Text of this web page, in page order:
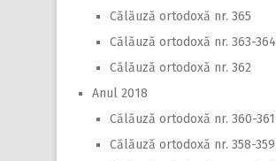
Călăuză ortodoxă nr. 365
Călăuză ortodoxă nr. 363-364
Călăuză ortodoxă nr. 362
Anul 2018
Călăuză ortodoxă nr. 360-361
Călăuză ortodoxă nr. 358-359